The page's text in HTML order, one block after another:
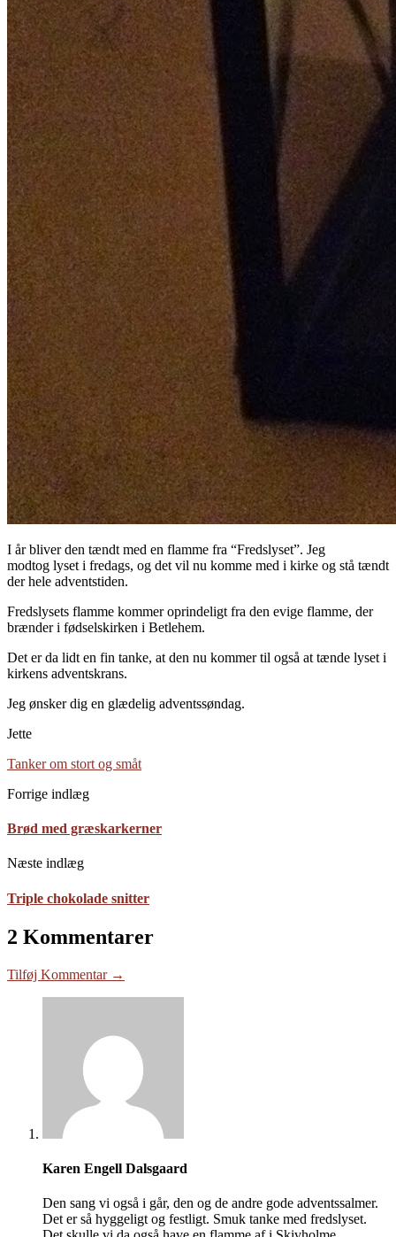
I år bliver den tændt med en flamme fra “Fredslyset”. Jeg
modtog lyset i fredags, og det vil nu komme med i kirke og stå tændt
der hele adventstiden.
Fredslysets flamme kommer oprindeligt fra den evige flamme, der
brænder i fødselskirken i Betlehem.
Det er da lidt en fin tanke, at den nu kommer til også at tænde lyset i
kirkens adventskrans.
Jeg ønsker dig en glædelig adventssøndag.
Jette
Tanker om stort og småt
Forrige indlæg
Brød med græskarkerner
Næste indlæg
Triple chokolade snitter
2 Kommentarer
Tilføj Kommentar →
Karen Engell Dalsgaard
Den sang vi også i går, den og de andre gode adventssalmer.
Det er så hyggeligt og festligt. Smuk tanke med fredslyset.